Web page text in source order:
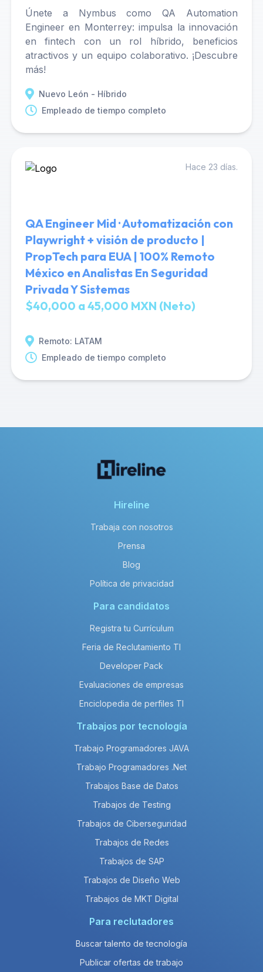
Únete a Nymbus como QA Automation
Engineer en Monterrey: impulsa la innovación
en fintech con un rol híbrido, beneficios
atractivos y un equipo colaborativo. ¡Descubre
más!
Nuevo León - Híbrido
Empleado de tiempo completo
Hace 23 días.
QA Engineer Mid · Automatización con
Playwright + visión de producto |
PropTech para EUA | 100% Remoto
México en Analistas En Seguridad
Privada Y Sistemas
$40,000 a 45,000 MXN (Neto)
Remoto: LATAM
Empleado de tiempo completo
Hireline
Trabaja con nosotros
Prensa
Blog
Política de privacidad
Para candidatos
Registra tu Currículum
Feria de Reclutamiento TI
Developer Pack
Evaluaciones de empresas
Enciclopedia de perfiles TI
Trabajos por tecnología
Trabajo Programadores JAVA
Trabajo Programadores .Net
Trabajos Base de Datos
Trabajos de Testing
Trabajos de Ciberseguridad
Trabajos de Redes
Trabajos de SAP
Trabajos de Diseño Web
Trabajos de MKT Digital
Para reclutadores
Buscar talento de tecnología
Publicar ofertas de trabajo